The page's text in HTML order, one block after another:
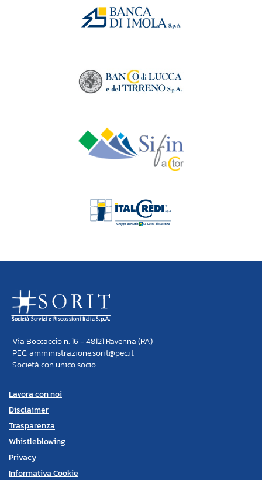
Via Boccaccio n. 16 - 48121 Ravenna (RA)
PEC: amministrazione.sorit@pec.it
Società con unico socio
Lavora con noi
Disclaimer
Trasparenza
Whistleblowing
Privacy
Informativa Cookie